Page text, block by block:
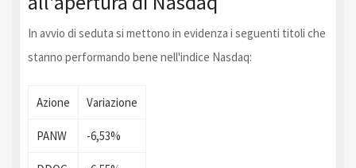
In avvio di seduta si mettono in evidenza i seguenti titoli che
stanno performando bene nell'indice Nasdaq:
Azione Variazione
PANW -6,53%